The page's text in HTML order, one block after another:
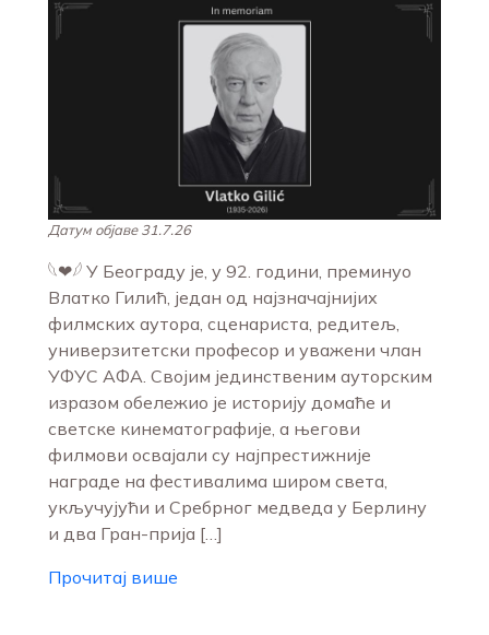
Датум објаве 31.7.26
𓆩❤︎𓆪 У Београду је, у 92. години, преминуо
Влатко Гилић, један од најзначајнијих
филмских аутора, сценариста, редитељ,
универзитетски професор и уважени члан
УФУС АФА. Својим јединственим ауторским
изразом обележио је историју домаће и
светске кинематографије, а његови
филмови освајали су најпрестижније
награде на фестивалима широм света,
укључујући и Сребрног медведа у Берлину
и два Гран-прија […]
Прочитај више